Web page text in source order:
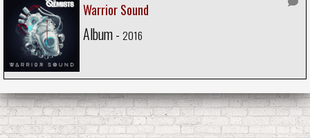
Warrior Sound
Album - 2016